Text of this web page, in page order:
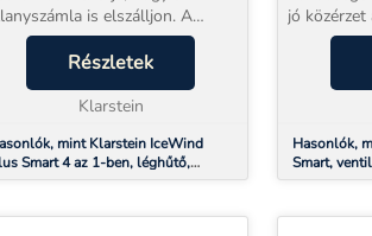
is elszálljon. A
IceWind párologtatós
akár 30 m²-es
is kellemes
tart, mindenféle...
Részletek
Klarstein
mint Klarstein IceWind
Smart 4 az 1-ben, léghűtő,
párásító, légtisztító, app
jó
Polar
egyszerre
léghűtő,
Hasonlók,
Smart,
távirányító,